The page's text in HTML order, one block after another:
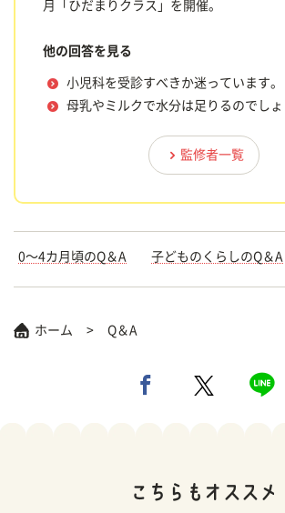
月「ひだまりクラス」を開催。
他の回答を見る
小児科を受診すべきか迷っています。
母乳やミルクで水分は足りるのでしょ
監修者一覧
0〜4カ月頃のQ＆A 子どものくらしのQ＆A
ホーム Q＆A